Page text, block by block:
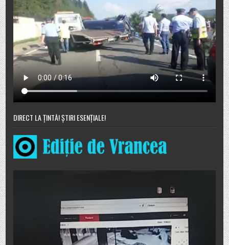
DIRECT LA ȚINTĂ! ȘTIRI ESENȚIALE!